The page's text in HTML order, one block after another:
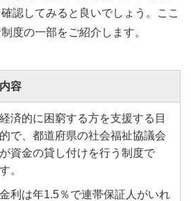
認してみると良いでしょう。ここ
度の一部をご紹介します。
内容
経済的に困窮する方を支援する目
的で、都道府県の社会福祉協議会
が資金の貸し付けを行う制度で
す。
金利は年1.5％で連帯保証人がいれ